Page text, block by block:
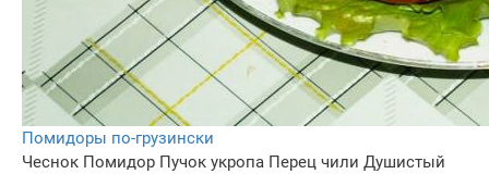
Помидоры по-грузински
Чеснок Помидор Пучок укропа Перец чили Душистый